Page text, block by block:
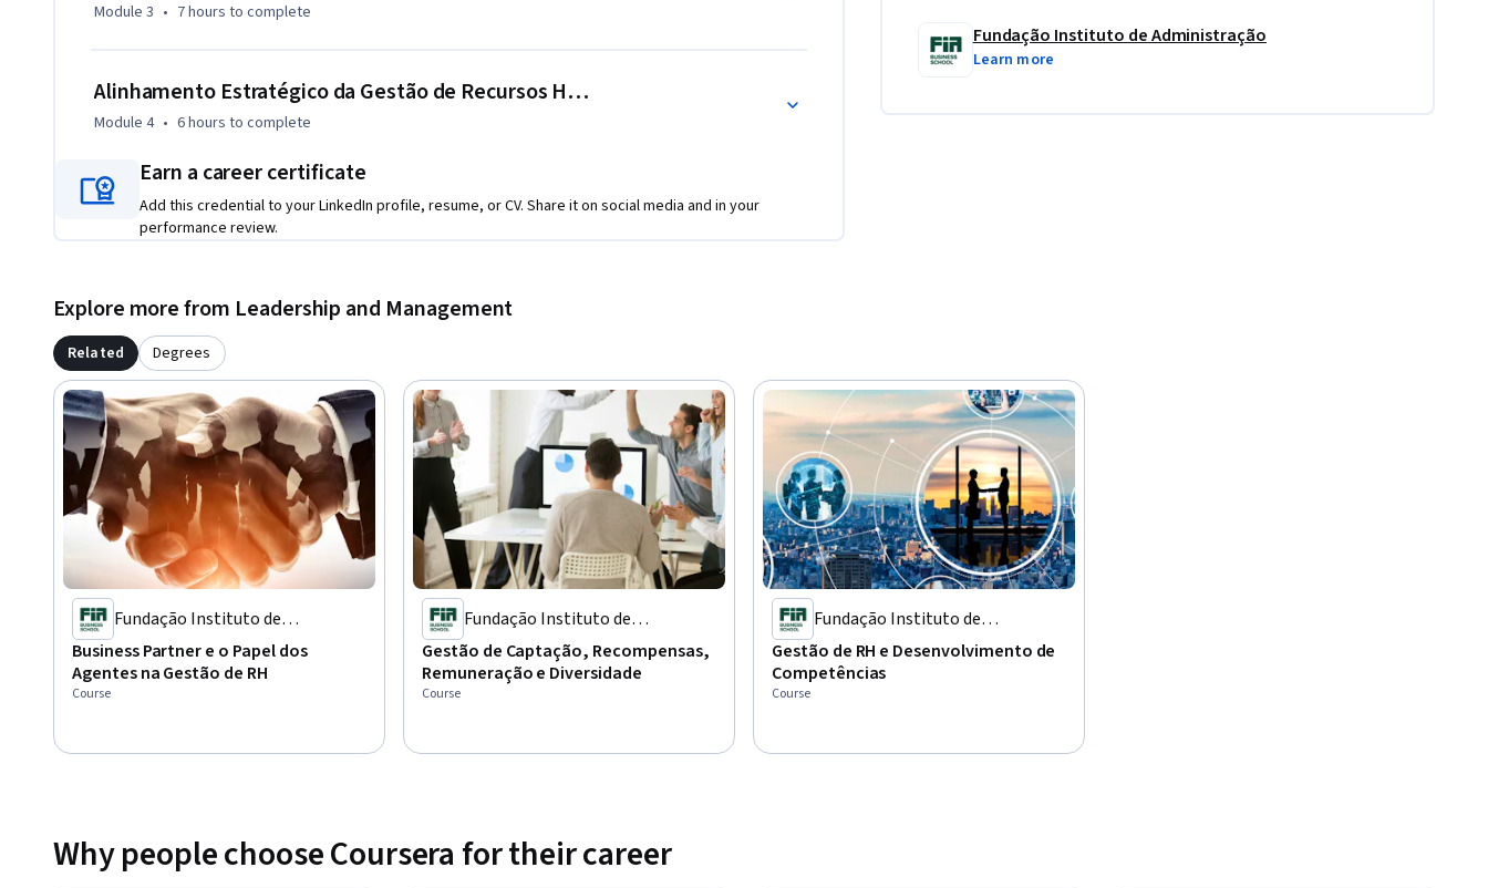
Bons estudos!
Module 3 • 7 hours to complete
Alinhamento Estratégico da Gestão de Recursos Humanos
Module 4 • 6 hours to complete
Earn a career certificate
Add this credential to your LinkedIn profile, resume, or CV. Share it on social media and in your
performance review.
Fundação Instituto de Administração
Learn more
Explore more from Leadership and Management
Related Degrees
Fundação Instituto de
Administração
Business Partner e o Papel dos
Agentes na Gestão de RH
Course
Fundação Instituto de
Administração
Gestão de Captação, Recompensas,
Remuneração e Diversidade
Course
Fundação Instituto de
Administração
Gestão de RH e Desenvolvimento de
Competências
Course
Why people choose Coursera for their career